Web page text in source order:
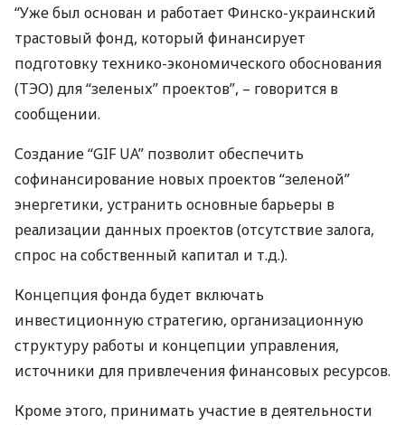
“Уже был основан и работает Финско-украинский
трастовый фонд, который финансирует
подготовку технико-экономического обоснования
(ТЭО) для “зеленых” проектов”, – говорится в
сообщении.
Создание “GIF UA” позволит обеспечить
софинансирование новых проектов “зеленой”
энергетики, устранить основные барьеры в
реализации данных проектов (отсутствие залога,
спрос на собственный капитал и т.д.).
Концепция фонда будет включать
инвестиционную стратегию, организационную
структуру работы и концепции управления,
источники для привлечения финансовых ресурсов.
Кроме этого, принимать участие в деятельности